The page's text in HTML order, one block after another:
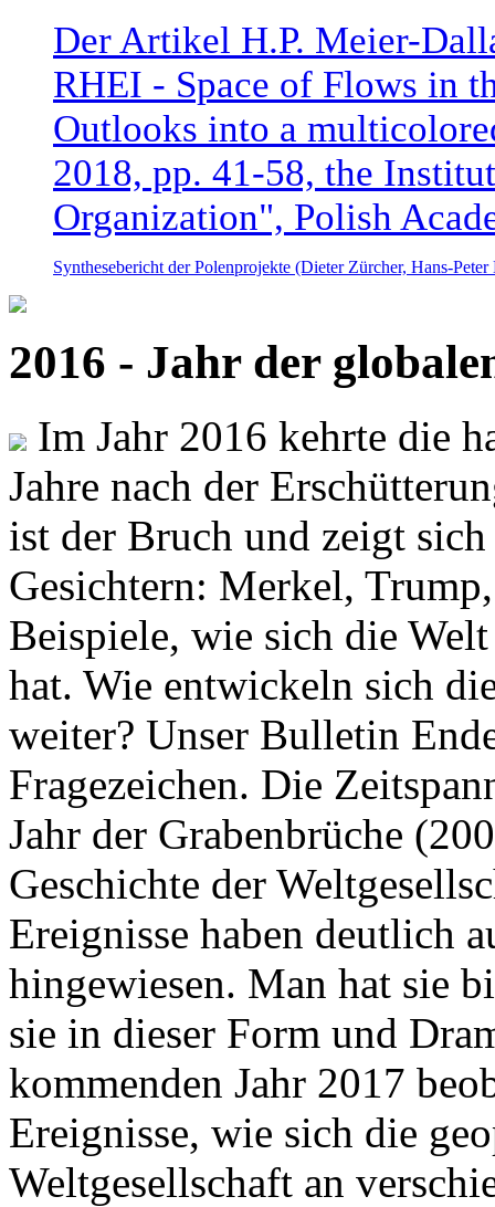
Der Artikel H.P. Meier-
RHEI - Space of Flows in
Outlooks into a
2018, pp. 41-58, the
Organization", Polish
Synthesebericht der Polenprojekte (Dieter Zürcher, Hans-
2016 - Jahr der
Im Jahr 2016 kehrte die
Jahre nach der
ist der Bruch und zeigt
Gesichtern: Merkel,
Beispiele, wie sich die
hat. Wie entwickeln sich
weiter? Unser Bulletin
Fragezeichen. Die
Jahr der Grabenbrüche
Geschichte der
Ereignisse haben deutlich
hingewiesen. Man hat sie
sie in dieser Form und
kommenden Jahr 2017
Ereignisse, wie sich die
Weltgesellschaft an